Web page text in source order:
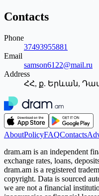
Contacts
Phone
37493955881
Email
samson6122@mail.ru
Address
ՀՀ, ք. Երևան,
AboutPolicyFAQContacts
dram.am is an independent
exchange rates, loans,
dram.am is a registered
copyright. Data is sourced
we are not a financial